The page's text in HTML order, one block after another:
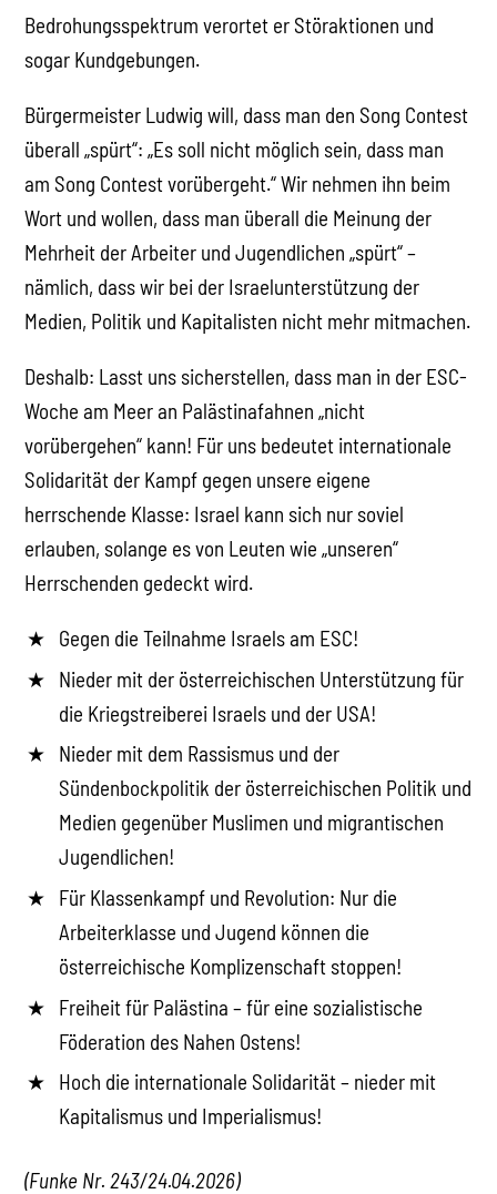
Bedrohungsspektrum verortet er Störaktionen und
sogar Kundgebungen.
Bürgermeister Ludwig will, dass man den Song Contest
überall „spürt“: „Es soll nicht möglich sein, dass man
am Song Contest vorübergeht.“ Wir nehmen ihn beim
Wort und wollen, dass man überall die Meinung der
Mehrheit der Arbeiter und Jugendlichen „spürt“ –
nämlich, dass wir bei der Israelunterstützung der
Medien, Politik und Kapitalisten nicht mehr mitmachen.
Deshalb: Lasst uns sicherstellen, dass man in der ESC-
Woche am Meer an Palästinafahnen „nicht
vorübergehen“ kann! Für uns bedeutet internationale
Solidarität der Kampf gegen unsere eigene
herrschende Klasse: Israel kann sich nur soviel
erlauben, solange es von Leuten wie „unseren“
Herrschenden gedeckt wird.
Gegen die Teilnahme Israels am ESC!
Nieder mit der österreichischen Unterstützung für
die Kriegstreiberei Israels und der USA!
Nieder mit dem Rassismus und der
Sündenbockpolitik der österreichischen Politik und
Medien gegenüber Muslimen und migrantischen
Jugendlichen!
Für Klassenkampf und Revolution: Nur die
Arbeiterklasse und Jugend können die
österreichische Komplizenschaft stoppen!
Freiheit für Palästina – für eine sozialistische
Föderation des Nahen Ostens!
Hoch die internationale Solidarität – nieder mit
Kapitalismus und Imperialismus!
(Funke Nr. 243/24.04.2026)